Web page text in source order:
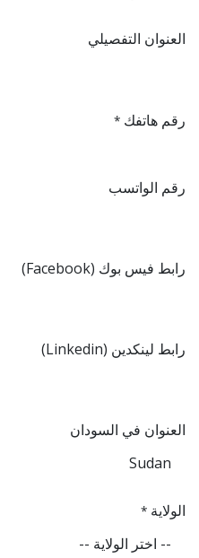
العنوان التفصيلي
رقم هاتفك *
رقم الواتسب
رابط فيس بوك (Facebook)
رابط لينكدين (Linkedin)
العنوان في السودان
الولاية *